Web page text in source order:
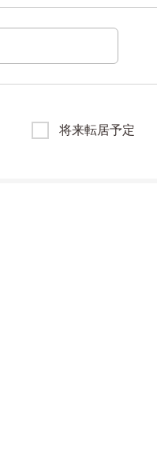
将来転居予定